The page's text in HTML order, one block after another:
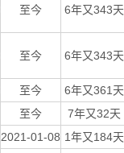
至今 6年又343天
至今 6年又343天
至今 6年又361天
至今 7年又32天
2021-01-08 1年又184天